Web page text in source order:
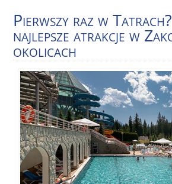
Pierwszy raz w
najlepsze atrakcje w
okolicach